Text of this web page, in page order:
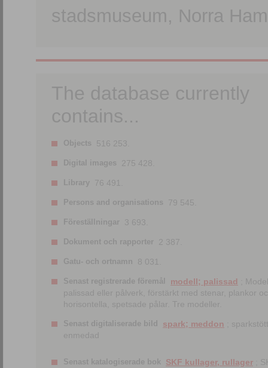
stadsmuseum, Norra
The database currently
contains...
Objects 516 253.
Digital images 275 428.
Library 76 491.
Persons and organisations 79 545.
Föreställningar 3 693.
Dokument och rapporter 2 387.
Gatu- och ortnamn 8 031.
Senast registrerade föremål modell; palissad
;
palissad eller pålverk, förstärkt med stenar, plankor
horisontella, spetsade pålar. Tre modeller.
Senast digitaliserade bild spark; meddon ;
enmedad
Senast katalogiserade bok SKF kullager, rullager ;